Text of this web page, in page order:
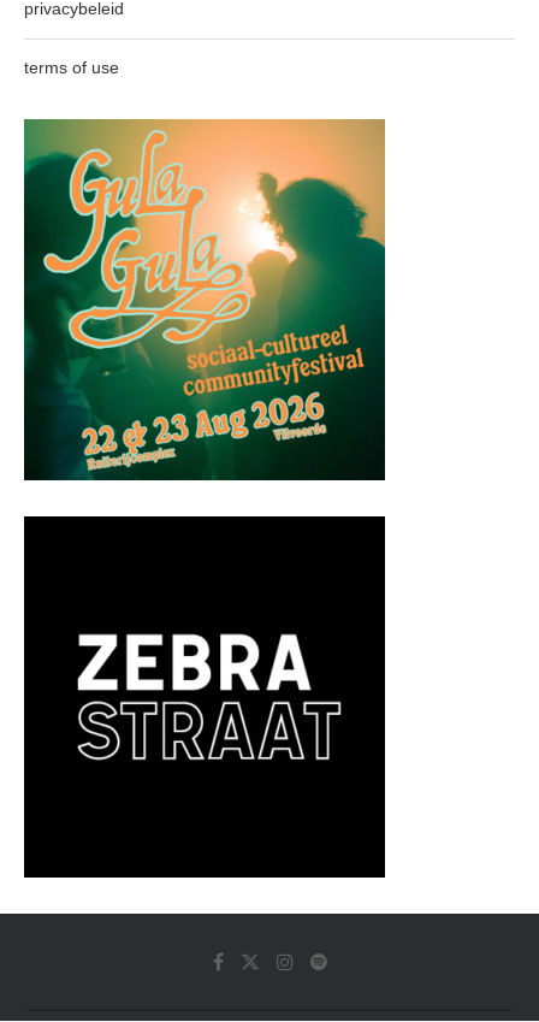
privacybeleid
terms of use